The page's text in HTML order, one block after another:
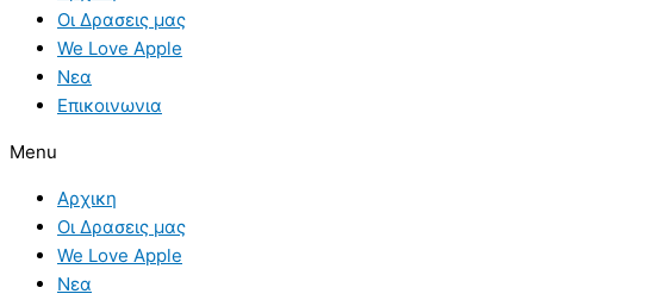
Οι Δρασεις μας
We Love Apple
Νεα
Επικοινωνια
Menu
Αρχικη
Οι Δρασεις μας
We Love Apple
Νεα